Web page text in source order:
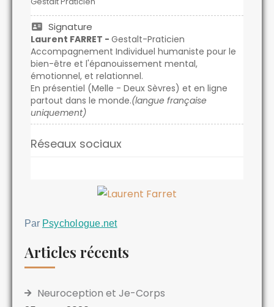
Signature
Laurent FARRET - Gestalt-Praticien
Accompagnement Individuel humaniste pour le
bien-être et l'épanouissement mental,
émotionnel, et relationnel.
En présentiel (Melle - Deux Sèvres) et en ligne
partout dans le monde.(langue française
uniquement)
Réseaux sociaux
Par Psychologue.net
Articles récents
Neuroception et Je-Corps